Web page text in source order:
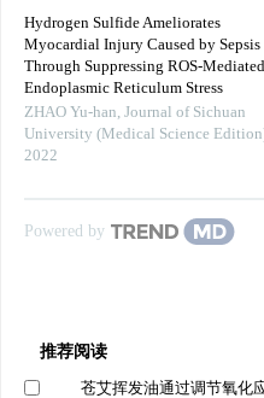
Hydrogen Sulfide Ameliorates
Myocardial Injury Caused by Sepsis
Through Suppressing ROS-Mediated
Endoplasmic Reticulum Stress
ZHAO Yu-han, Journal of Sichuan
University (Medical Science
2022
Powered by
推荐阅读
苍艾挥发油通过调节氧化